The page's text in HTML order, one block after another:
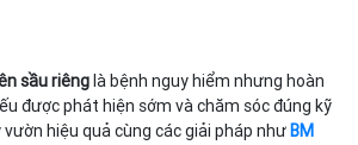
sầu riêng là bệnh nguy hiểm nhưng hoàn
được phát hiện sớm và chăm sóc đúng kỹ
hiệu quả cùng các giải pháp như BM